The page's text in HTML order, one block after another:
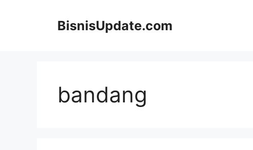
BisnisUpdate.com
bandang